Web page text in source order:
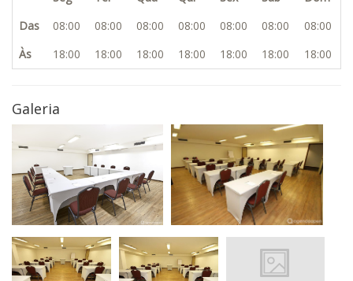
Das
08:00 08:00 08:00 08:00 08:00 08:00
08:00
Às
18:00 18:00 18:00 18:00 18:00 18:00 18:00
Galeria